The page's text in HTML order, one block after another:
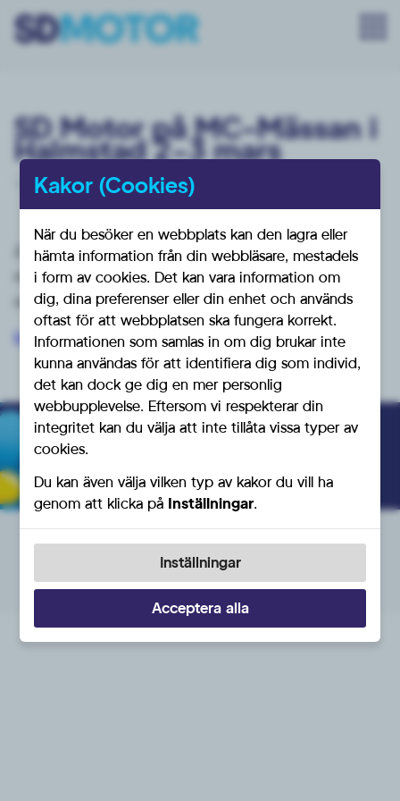
SD Motor på MC-Mässan i
Halmstad 2-3 mars
februari 10, 2024
2-3 mars ses vi i vimlet på mässan. Besök oss i vår
monter o snacka motor med oss, och vad som i vår
omvärld har påverkan på vår verksamhet.
https://www.bvnevent.se/
Bli medlem du också!
© 2026 SD Motor
Kakor (Cookies)
När du besöker en webbplats kan den lagra eller
hämta information från din webbläsare, mestadels
i form av cookies. Det kan vara information om
dig, dina preferenser eller din enhet och används
oftast för att webbplatsen ska fungera korrekt.
Informationen som samlas in om dig brukar inte
kunna användas för att identifiera dig som individ,
det kan dock ge dig en mer personlig
webbupplevelse. Eftersom vi respekterar din
integritet kan du välja att inte tillåta vissa typer av
cookies.
Du kan även välja vilken typ av kakor du vill ha
genom att klicka på Inställningar.
Inställningar
Acceptera alla